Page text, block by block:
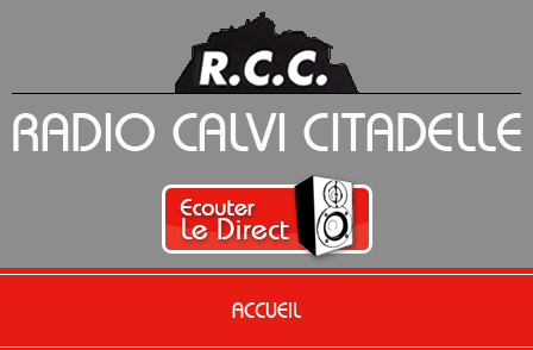
ACCUEIL